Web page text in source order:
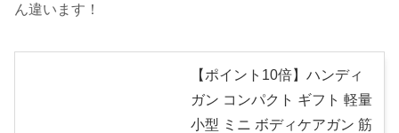
ん違います！
【ポイント10倍】ハンディ
ガン コンパクト ギフト 軽量
小型 ミニ ボディケアガン 筋